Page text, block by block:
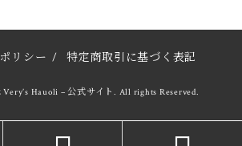
リシー / 特定商取引に基づく表記
Very’s Hauoli – 公式サイト. All rights Reserved.